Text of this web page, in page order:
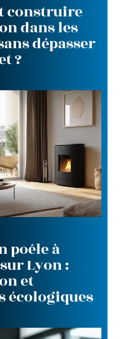
construire
dans les
dépasser
?
poêle à
Lyon :
et
écologiques